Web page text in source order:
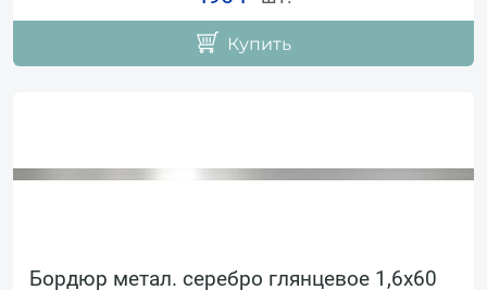
Купить
Бордюр метал. серебро глянцевое 1,6х60